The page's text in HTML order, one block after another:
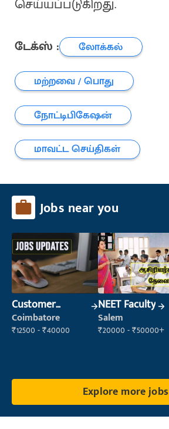
செய்யப்படுகிறது.
டேக்ஸ் :
லோக்கல்
மற்றவை / பொது
நோட்டிபிகேஷன்
மாவட்ட செய்திகள்
Jobs near you
Customer
Support Officer
Coimbatore
₹12500 - ₹40000
NEET Faculty
Salem
₹20000 - ₹50000+
Explore more jobs